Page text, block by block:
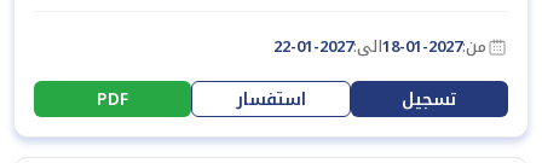
من:18-01-2027الى:22-01-2027
تسجيل استفسار PDF